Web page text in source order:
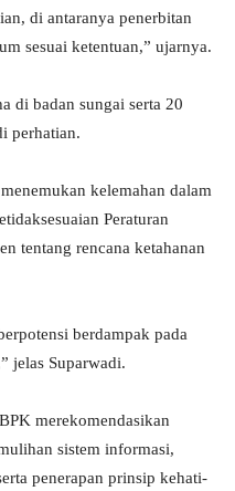
di antaranya penerbitan
sesuai ketentuan,” ujarnya.
di badan sungai serta 20
perhatian.
kelemahan dalam
Peraturan
tentang rencana ketahanan
berdampak pada
jelas Suparwadi.
merekomendasikan
sistem informasi,
penerapan prinsip kehati-